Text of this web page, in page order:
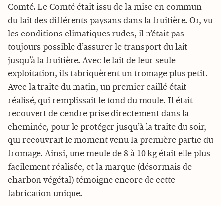
Comté. Le Comté était issu de la mise en commun
du lait des différents paysans dans la fruitière. Or, vu
les conditions climatiques rudes, il n’était pas
toujours possible d’assurer le transport du lait
jusqu’à la fruitière. Avec le lait de leur seule
exploitation, ils fabriquèrent un fromage plus petit.
Avec la traite du matin, un premier caillé était
réalisé, qui remplissait le fond du moule. Il était
recouvert de cendre prise directement dans la
cheminée, pour le protéger jusqu’à la traite du soir,
qui recouvrait le moment venu la première partie du
fromage. Ainsi, une meule de 8 à 10 kg était elle plus
facilement réalisée, et la marque (désormais de
charbon végétal) témoigne encore de cette
fabrication unique.